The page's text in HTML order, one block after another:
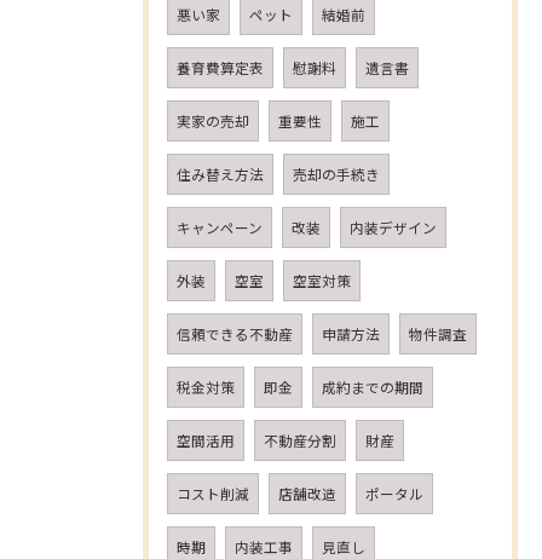
悪い家 ペット 結婚前
養育費算定表 慰謝料 遺言書
実家の売却 重要性 施工
住み替え方法 売却の手続き
キャンペーン 改装 内装デザイン
外装 空室 空室対策
信頼できる不動産 申請方法 物件調査
税金対策 即金 成約までの期間
空間活用 不動産分割 財産
コスト削減 店舗改造 ポータル
時期 内装工事 見直し